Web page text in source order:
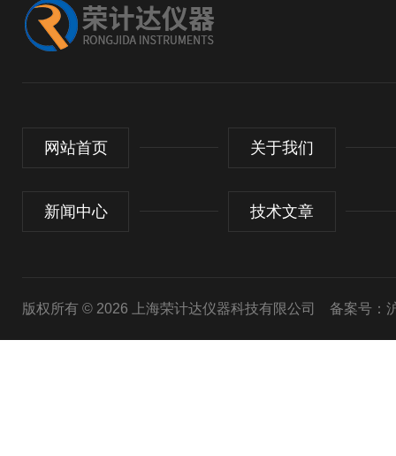
网站首页 关于我们
新闻中心 技术文章
版权所有 © 2026 上海荣计达仪器科技有限公司 备案号：